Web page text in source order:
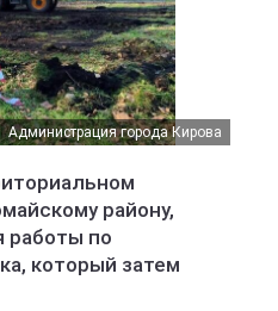
Администрация города Кирова
району,
работы по
который затем